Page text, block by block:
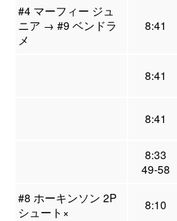
#4 マーフィー ジュ
ニア → #9 ベンドラ
メ
8:41
8:41
8:41
8:33
49-58
#8 ホーキンソン 2P
シュート×
8:10